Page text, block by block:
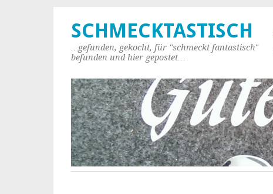
SCHMECKTASTISCH
…gefunden, gekocht, für "schmeckt fantastisch"
befunden und hier gepostet…